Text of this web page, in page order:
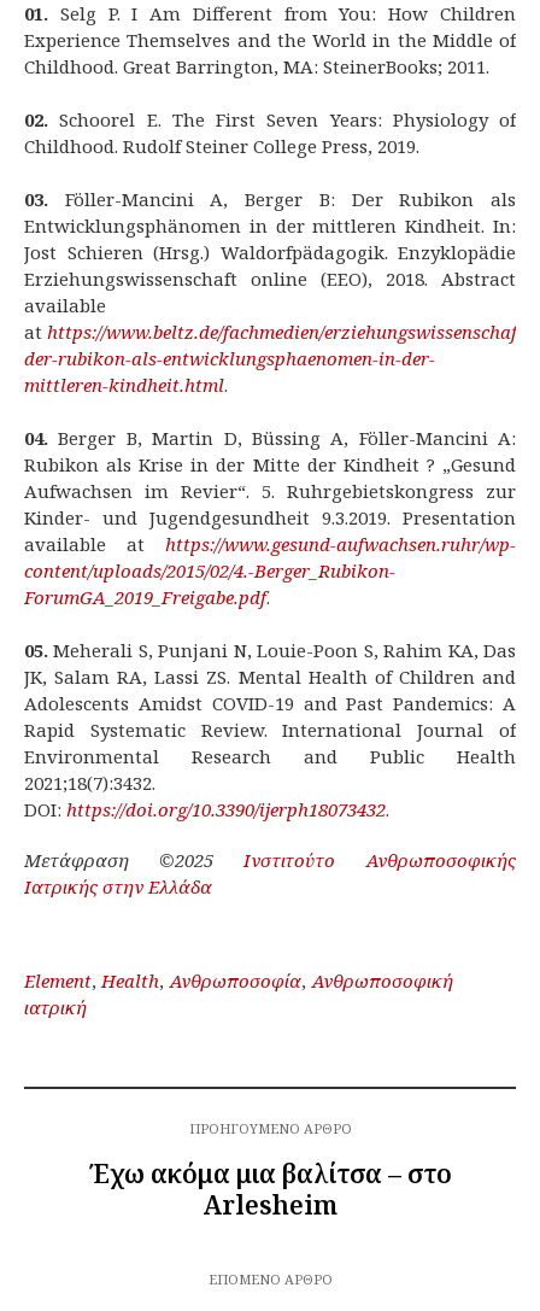
01. Selg P. I Am Different from You: How Children
Experience Themselves and the World in the Middle of
Childhood. Great Barrington, MA: SteinerBooks; 2011.
02. Schoorel E. The First Seven Years: Physiology of
Childhood. Rudolf Steiner College Press, 2019.
03. Föller-Mancini A, Berger B: Der Rubikon als
Entwicklungsphänomen in der mittleren Kindheit. In:
Jost Schieren (Hrsg.) Waldorfpädagogik. Enzyklopädie
Erziehungswissenschaft online (EEO), 2018. Abstract
available
at https://www.beltz.de/fachmedien/
der-rubikon-als-entwicklungsphaenomen-in-der-
mittleren-kindheit.html.
04. Berger B, Martin D, Büssing A, Föller-Mancini A:
Rubikon als Krise in der Mitte der Kindheit ? „Gesund
Aufwachsen im Revier“. 5. Ruhrgebietskongress zur
Kinder- und Jugendgesundheit 9.3.2019. Presentation
available at https://www.gesund-aufwachsen.ruhr/wp-
content/uploads/2015/02/4.-Berger_Rubikon-
ForumGA_2019_Freigabe.pdf.
05. Meherali S, Punjani N, Louie-Poon S, Rahim KA, Das
JK, Salam RA, Lassi ZS. Mental Health of Children and
Adolescents Amidst COVID-19 and Past Pandemics: A
Rapid Systematic Review. International Journal of
Environmental Research and Public Health
2021;18(7):3432.
DOI: https://doi.org/10.3390/ijerph18073432.
Μετάφραση ©2025Ινστιτούτο Ανθρωποσοφικής
Ιατρικής στην Ελλάδα
Element,Health, Ανθρωποσοφία, Ανθρωποσοφική
ιατρική
ΠΡΟΗΓΟΎΜΕΝΟ ΆΡΘΡΟ
Έχω ακόμα μια βαλίτσα – στο
Arlesheim
ΕΠΌΜΕΝΟ ΆΡΘΡΟ